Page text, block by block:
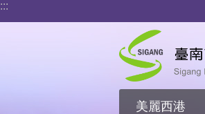
跳到主要內容區塊
:::
美麗西港